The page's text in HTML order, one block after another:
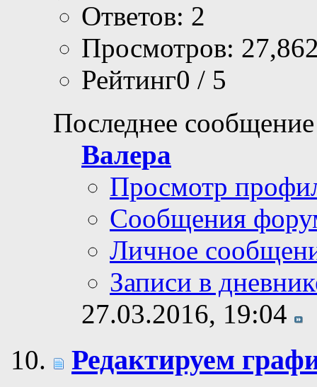
Ответов: 2
Просмотров:
Рейтинг0 / 5
Последнее
Валера
Просмотр
Сообщения
Личное
Записи в
27.03.2016, 19:04
Редактируем